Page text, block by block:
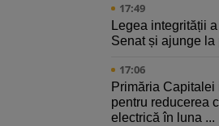
17:49
Legea integrității
Senat și ajunge la
17:06
Primăria
pentru reducerea
electrică în luna ...